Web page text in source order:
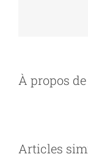
À propos
Articles